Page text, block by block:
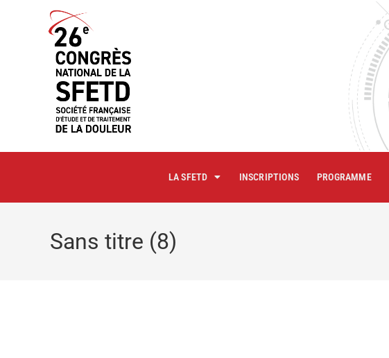
LA SFETD INSCRIPTIONS PROGRAMME
Sans titre (8)